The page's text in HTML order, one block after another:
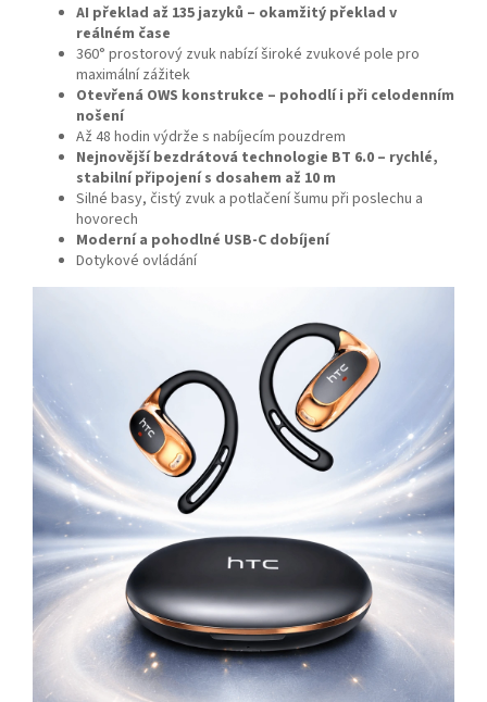
AI překlad až 135 jazyků – okamžitý překlad v
reálném čase
360° prostorový zvuk nabízí široké zvukové pole pro
maximální zážitek
Otevřená OWS konstrukce – pohodlí i při celodenním
nošení
Až 48 hodin výdrže s nabíjecím pouzdrem
Nejnovější bezdrátová technologie BT 6.0 – rychlé,
stabilní připojení s dosahem až 10 m
Silné basy, čistý zvuk a potlačení šumu při poslechu a
hovorech
Moderní a pohodlné USB-C dobíjení
Dotykové ovládání